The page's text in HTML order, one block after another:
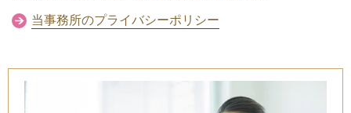
当事務所のプライバシーポリシー